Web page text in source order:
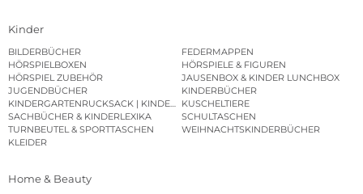
Kinder
BILDERBÜCHER
FEDERMAPPEN
HÖRSPIELBOXEN
HÖRSPIELE & FIGUREN
HÖRSPIEL ZUBEHÖR
JAUSENBOX & KINDER LUNCHBOX
JUGENDBÜCHER
KINDERBÜCHER
KINDERGARTENRUCKSACK | KINDERGARTENBEUTEL
KUSCHELTIERE
SACHBÜCHER & KINDERLEXIKA
SCHULTASCHEN
TURNBEUTEL & SPORTTASCHEN
WEIHNACHTSKINDERBÜCHER
KLEIDER
Home & Beauty